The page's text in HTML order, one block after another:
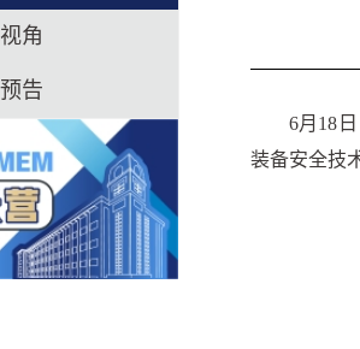
角
告
6月18
装备安全技